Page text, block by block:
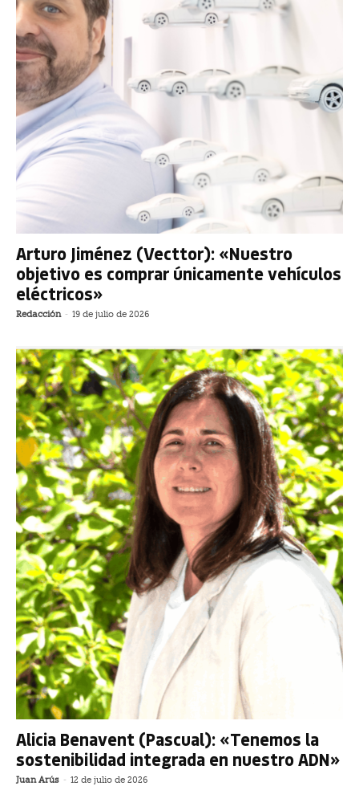
Arturo Jiménez (Vecttor): «Nuestro
objetivo es comprar únicamente vehículos
eléctricos»
Redacción - 19 de julio de 2026
Alicia Benavent (Pascual): «Tenemos la
sostenibilidad integrada en nuestro ADN»
Juan Arús - 12 de julio de 2026